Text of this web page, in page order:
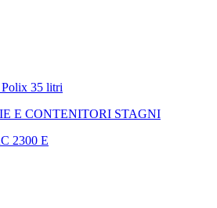
Polix 35 litri
E CONTENITORI STAGNI
2300 E